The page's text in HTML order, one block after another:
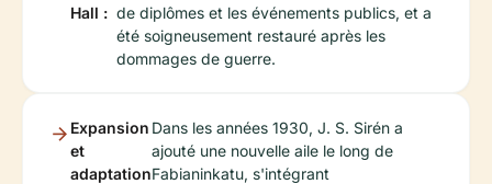
Hall : de diplômes et les événements publics, et a
été soigneusement restauré après les
dommages de guerre.
Expansion
et
adaptation
Dans les années 1930, J. S. Sirén a
ajouté une nouvelle aile le long de
Fabianinkatu, s'intégrant